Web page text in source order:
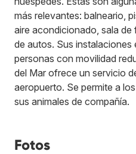
más relevantes: balneario,
aire acondicionado, sala
de autos. Sus instalaciones
personas con movilidad
del Mar ofrece un servicio
aeropuerto. Se permite a
sus animales de compañía.
Fotos